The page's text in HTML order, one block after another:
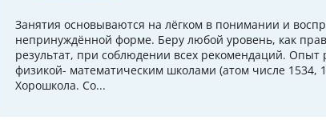
Занятия основываются на лёгком в понимании и
непринуждённой форме. Беру любой уровень, как
результат, при соблюдении всех рекомендаций.
физикой- математическим школами (атом числе 1534,
Хорошкола. Со...